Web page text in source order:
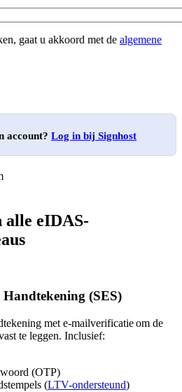
gaat u akkoord met de algemene
account? Log in bij Signhost
alle eIDAS-
(SES)
met e-mailverificatie om de
te leggen. Inclusief:
(OTP)
(LTV-ondersteund)